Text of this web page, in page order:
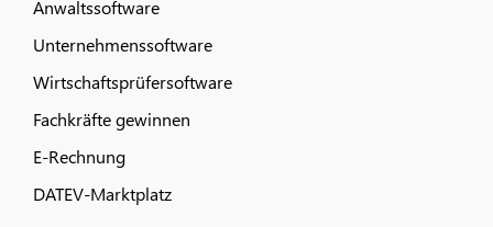
Anwaltssoftware
Unternehmenssoftware
Wirtschaftsprüfersoftware
Fachkräfte gewinnen
E-Rechnung
DATEV-Marktplatz